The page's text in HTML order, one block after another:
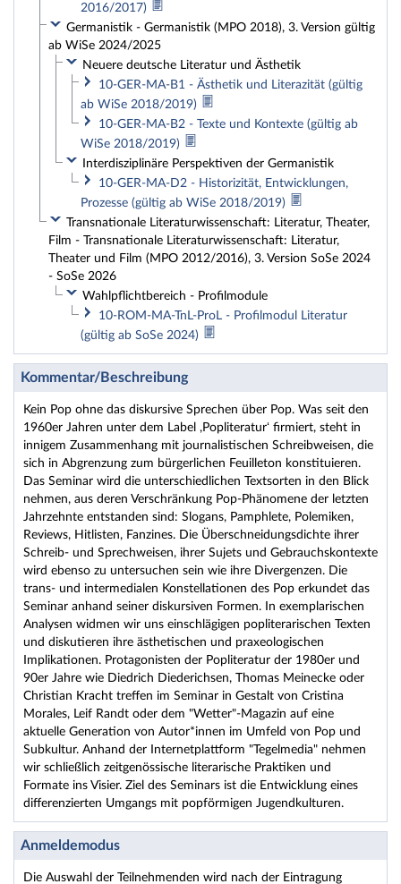
2016/2017)
Germanistik - Germanistik (MPO 2018), 3. Version gültig
ab WiSe 2024/2025
Neuere deutsche Literatur und Ästhetik
10-GER-MA-B1 - Ästhetik und Literazität (gültig
ab WiSe 2018/2019)
10-GER-MA-B2 - Texte und Kontexte (gültig ab
WiSe 2018/2019)
Interdisziplinäre Perspektiven der Germanistik
10-GER-MA-D2 - Historizität, Entwicklungen,
Prozesse (gültig ab WiSe 2018/2019)
Transnationale Literaturwissenschaft: Literatur, Theater,
Film - Transnationale Literaturwissenschaft: Literatur,
Theater und Film (MPO 2012/2016), 3. Version SoSe 2024
- SoSe 2026
Wahlpflichtbereich - Profilmodule
10-ROM-MA-TnL-ProL - Profilmodul Literatur
(gültig ab SoSe 2024)
Kommentar/Beschreibung
Kein Pop ohne das diskursive Sprechen über Pop. Was seit den
1960er Jahren unter dem Label ,Popliteratur‘ firmiert, steht in
innigem Zusammenhang mit journalistischen Schreibweisen, die
sich in Abgrenzung zum bürgerlichen Feuilleton konstituieren.
Das Seminar wird die unterschiedlichen Textsorten in den Blick
nehmen, aus deren Verschränkung Pop-Phänomene der letzten
Jahrzehnte entstanden sind: Slogans, Pamphlete, Polemiken,
Reviews, Hitlisten, Fanzines. Die Überschneidungsdichte ihrer
Schreib- und Sprechweisen, ihrer Sujets und Gebrauchskontexte
wird ebenso zu untersuchen sein wie ihre Divergenzen. Die
trans- und intermedialen Konstellationen des Pop erkundet das
Seminar anhand seiner diskursiven Formen. In exemplarischen
Analysen widmen wir uns einschlägigen popliterarischen Texten
und diskutieren ihre ästhetischen und praxeologischen
Implikationen. Protagonisten der Popliteratur der 1980er und
90er Jahre wie Diedrich Diederichsen, Thomas Meinecke oder
Christian Kracht treffen im Seminar in Gestalt von Cristina
Morales, Leif Randt oder dem "Wetter"-Magazin auf eine
aktuelle Generation von Autor*innen im Umfeld von Pop und
Subkultur. Anhand der Internetplattform "Tegelmedia" nehmen
wir schließlich zeitgenössische literarische Praktiken und
Formate ins Visier. Ziel des Seminars ist die Entwicklung eines
differenzierten Umgangs mit popförmigen Jugendkulturen.
Anmeldemodus
Die Auswahl der Teilnehmenden wird nach der Eintragung